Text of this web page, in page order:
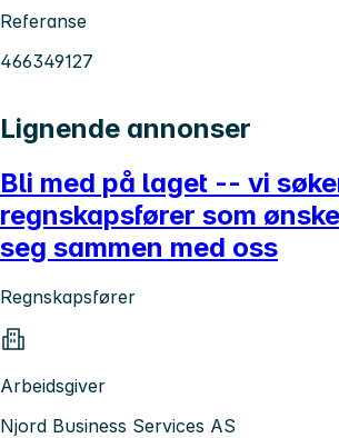
Referanse
466349127
Lignende annonser
Bli med på laget -- vi
regnskapsfører som
seg sammen med oss
Regnskapsfører
Arbeidsgiver
Njord Business Services AS